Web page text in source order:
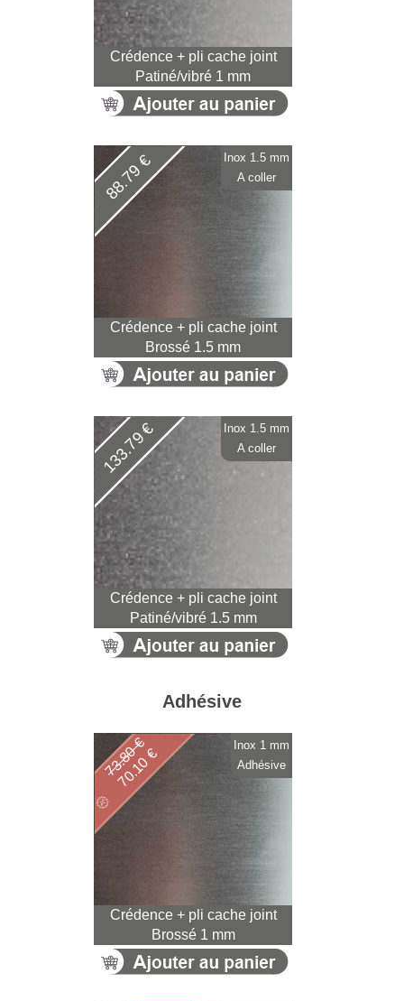
Crédence + pli cache joint
Patiné/vibré 1 mm
Crédence + pli cache joint
Brossé 1.5 mm
88.79 €
Inox 1.5 mm
A coller
Crédence + pli cache joint
Patiné/vibré 1.5 mm
133.79 €
Inox 1.5 mm
A coller
Adhésive
Crédence + pli cache joint
Brossé 1 mm
70.10 €
73.80 €
Inox 1 mm
Adhésive